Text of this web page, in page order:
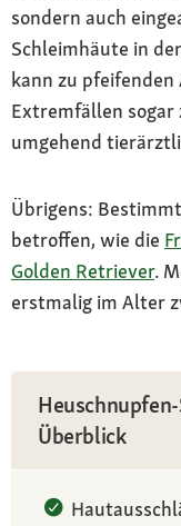
sondern auch
Schleimhäute in
kann zu
Extremfällen
umgehend
Übrigens:
betroffen, wie die
Golden Retriever.
erstmalig im Alter
Überblick